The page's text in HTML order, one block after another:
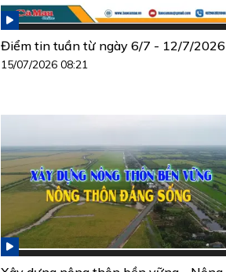
Điểm tin tuần từ ngày 6/7 - 12/7/2026
15/07/2026 08:21